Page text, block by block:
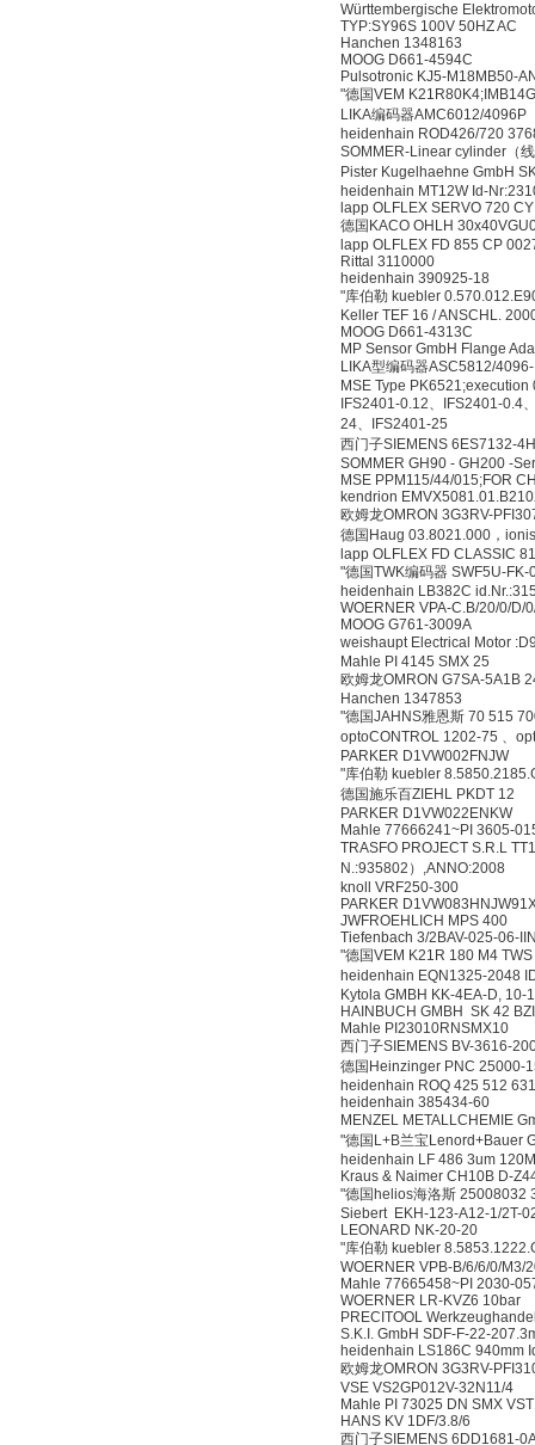
Württembergische
TYP:SY96S 100V 50HZ AC
Hanchen 1348163
MOOG D661-4594C
Pulsotronic KJ5-M18MB50-
"德国VEM
LIKA编码器AMC6012/4096P
heidenhain ROD426/720
SOMMER-Linear cylinder（
Pister Kugelhaehne GmbH
heidenhain MT12W Id-
lapp OLFLEX SERVO 720
德国KACO OHLH
lapp OLFLEX FD 855 CP
Rittal 3110000
heidenhain 390925-18
"库伯勒 kuebler
Keller TEF 16 / ANSCHL.
MOOG D661-4313C
MP Sensor GmbH Flange
LIKA型编码器ASC5812/
MSE Type PK6521;execution
IFS2401-0.12、IFS2401-0.4
24、IFS2401-25
西门子SIEMENS 6ES7132-
SOMMER GH90 - GH200 -
MSE PPM115/44/015;FOR
kendrion
欧姆龙OMRON 3G3RV-
德国Haug 03.8021.000，
lapp OLFLEX FD CLASSIC
"德国TWK编码器 SWF5U-
heidenhain LB382C
WOERNER VPA-C.B/20/0/D/
MOOG G761-3009A
weishaupt Electrical Motor
Mahle PI 4145 SMX 25
欧姆龙OMRON G7SA-5A1B
Hanchen 1347853
"德国JAHNS雅恩斯 70 515
optoCONTROL 1202-75 、
PARKER D1VW002FNJW
"库伯勒 kuebler
德国施乐百ZIEHL PKDT 12
PARKER D1VW022ENKW
Mahle 77666241~PI 3605-
TRASFO PROJECT S.R.L
N.:935802）,ANNO:2008
knoll VRF250-300
PARKER
JWFROEHLICH MPS 400
Tiefenbach 3/2BAV-025-06-
"德国VEM K21R 180 M4
heidenhain EQN1325-2048
Kytola GMBH KK-4EA-D, 10-
HAINBUCH GMBH SK 42
Mahle PI23010RNSMX10
西门子SIEMENS BV-3616-
德国Heinzinger PNC 25000-
heidenhain ROQ 425 512
heidenhain 385434-60
MENZEL METALLCHEMIE
"德国L+B兰宝Lenord+Bauer
heidenhain LF 486 3um
Kraus & Naimer CH10B D-
"德国helios海洛斯 25008032
Siebert EKH-123-A12-1/2T-
LEONARD NK-20-20
"库伯勒 kuebler
WOERNER VPB-B/6/6/0/M3/
Mahle 77665458~PI 2030-
WOERNER LR-KVZ6 10bar
PRECITOOL
S.K.I. GmbH SDF-F-22-
heidenhain LS186C 940mm
欧姆龙OMRON 3G3RV-
VSE VS2GP012V-32N11/4
Mahle PI 73025 DN SMX
HANS KV 1DF/3.8/6
西门子SIEMENS 6DD1681-